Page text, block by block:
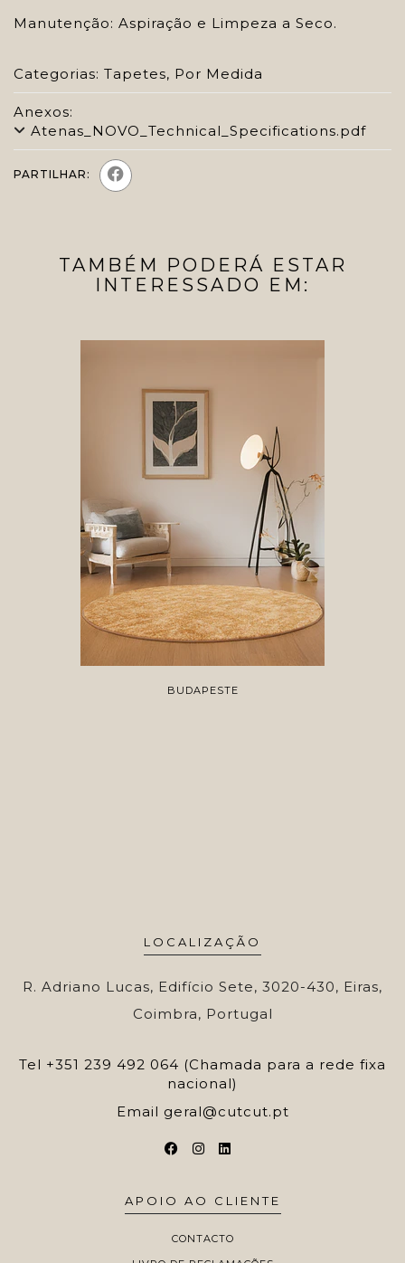
Manutenção: Aspiração e Limpeza a Seco.
Categorias: Tapetes, Por Medida
Anexos:
Atenas_NOVO_Technical_Specifications.pdf
PARTILHAR:
TAMBÉM PODERÁ ESTAR
INTERESSADO EM:
BUDAPESTE
LOCALIZAÇÃO
R. Adriano Lucas, Edifício Sete, 3020-430, Eiras,
Coimbra, Portugal
Tel +351 239 492 064 (Chamada para a rede fixa
nacional)
Email geral@cutcut.pt
APOIO AO CLIENTE
CONTACTO